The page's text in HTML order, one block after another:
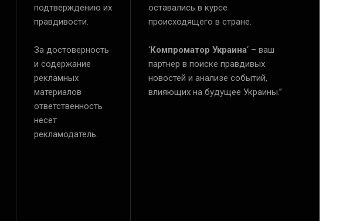
подтверждению их
правдивости.
За достоверность
и содержание
рекламных
материалов
ответственность
несет
рекламодатель.
оставались в курсе
происходящего в стране.
‘Компроматор Украина‘ – ваш
партнер в поиске правдивых
новостей и анализе событий,
влияющих на будущее Украины.”